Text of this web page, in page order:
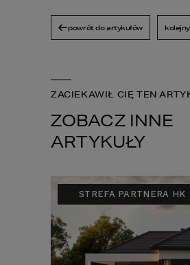
powrót do artykułów
ZACIEKAWIŁ CIĘ TEN
ZOBACZ INNE
ARTYKUŁY
STREFA PARTNERA HK